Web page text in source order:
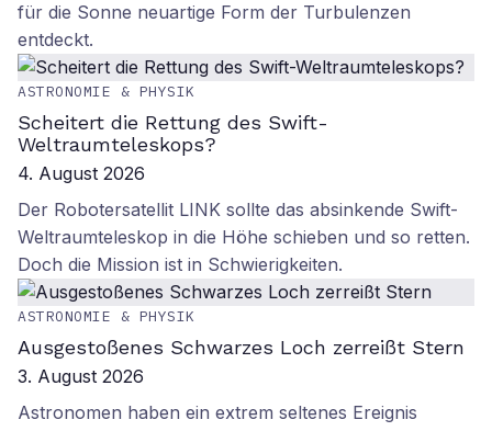
für die Sonne neuartige Form der Turbulenzen
entdeckt.
ASTRONOMIE & PHYSIK
Scheitert die Rettung des Swift-
Weltraumteleskops?
4. August 2026
Der Robotersatellit LINK sollte das absinkende Swift-
Weltraumteleskop in die Höhe schieben und so retten.
Doch die Mission ist in Schwierigkeiten.
ASTRONOMIE & PHYSIK
Ausgestoßenes Schwarzes Loch zerreißt Stern
3. August 2026
Astronomen haben ein extrem seltenes Ereignis